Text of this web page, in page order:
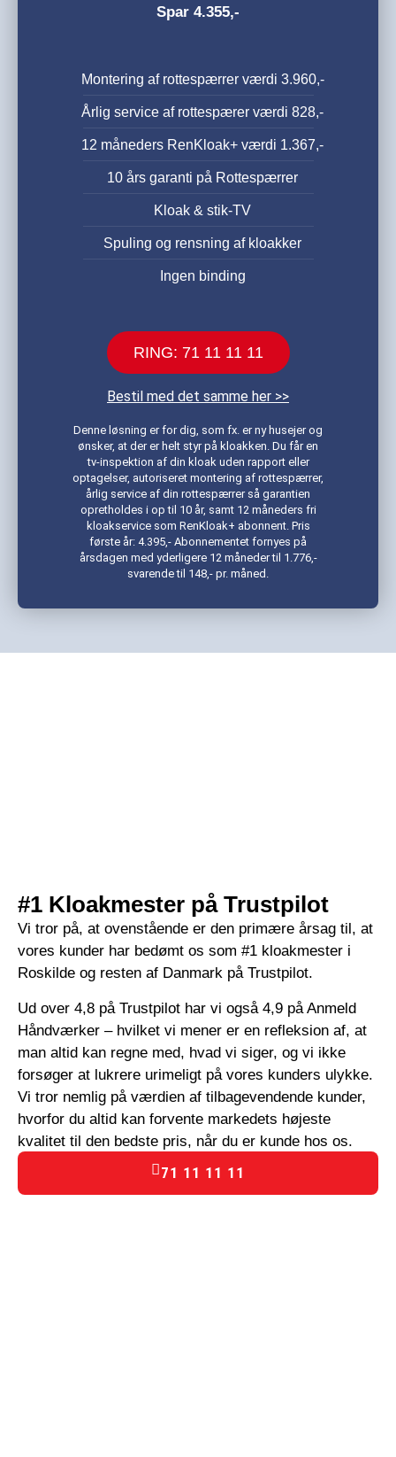
Spar 4.355,-
Montering af rottespærrer værdi 3.960,-
Årlig service af rottespærer værdi 828,-
12 måneders RenKloak+ værdi 1.367,-
10 års garanti på Rottespærrer
Kloak & stik-TV
Spuling og rensning af kloakker
Ingen binding
RING: 71 11 11 11
Bestil med det samme her >>
Denne løsning er for dig, som fx. er ny husejer og
ønsker, at der er helt styr på kloakken. Du får en
tv-inspektion af din kloak uden rapport eller
optagelser, autoriseret montering af rottespærrer,
årlig service af din rottespærrer så garantien
opretholdes i op til 10 år, samt 12 måneders fri
kloakservice som RenKloak+ abonnent. Pris
første år: 4.395,- Abonnementet fornyes på
årsdagen med yderligere 12 måneder til 1.776,-
svarende til 148,- pr. måned.
#1 Kloakmester på Trustpilot
Vi tror på, at ovenstående er den primære årsag til, at
vores kunder har bedømt os som #1 kloakmester i
Roskilde og resten af Danmark på Trustpilot.
Ud over 4,8 på Trustpilot har vi også 4,9 på Anmeld
Håndværker – hvilket vi mener er en refleksion af, at
man altid kan regne med, hvad vi siger, og vi ikke
forsøger at lukrere urimeligt på vores kunders ulykke.
Vi tror nemlig på værdien af tilbagevendende kunder,
hvorfor du altid kan forvente markedets højeste
kvalitet til den bedste pris, når du er kunde hos os.
71 11 11 11